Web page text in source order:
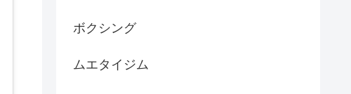
ボクシング
ムエタイジム